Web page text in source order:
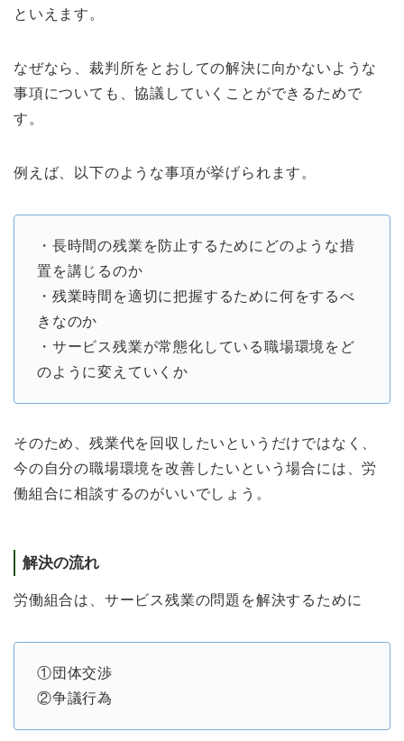
といえます。
なぜなら、裁判所をとおしての解決に向かないような
事項についても、協議していくことができるためで
す。
例えば、以下のような事項が挙げられます。
・長時間の残業を防止するためにどのような措
置を講じるのか
・残業時間を適切に把握するために何をするべ
きなのか
・サービス残業が常態化している職場環境をど
のように変えていくか
そのため、残業代を回収したいというだけではなく、
今の自分の職場環境を改善したいという場合には、労
働組合に相談するのがいいでしょう。
解決の流れ
労働組合は、サービス残業の問題を解決するために
①団体交渉
②争議行為